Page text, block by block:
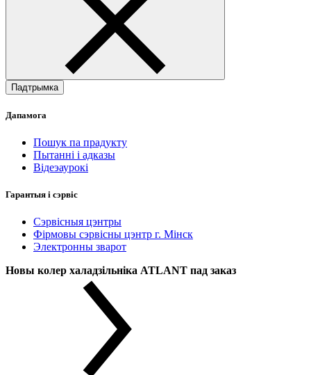
Падтрымка
Дапамога
Пошук па прадукту
Пытанні і адказы
Відеэаурокі
Гарантыя і сэрвіс
Сэрвісныя цэнтры
Фірмовы сэрвісны цэнтр г. Мінск
Электронны зварот
Новы колер халадзільніка ATLANT пад заказ